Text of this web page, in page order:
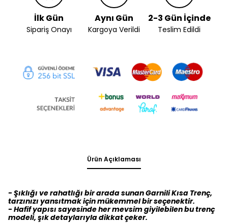
İlk Gün
Sipariş Onayı
Aynı Gün
Kargoya Verildi
2-3 Gün İçinde
Teslim Edildi
Ürün Açıklaması
- Şıklığı ve rahatlığı bir arada sunan Garnili Kısa Trenç,
tarzınızı yansıtmak için mükemmel bir seçenektir.
- Hafif yapısı sayesinde her mevsim giyilebilen bu trenç
modeli, şık detaylarıyla dikkat çeker.